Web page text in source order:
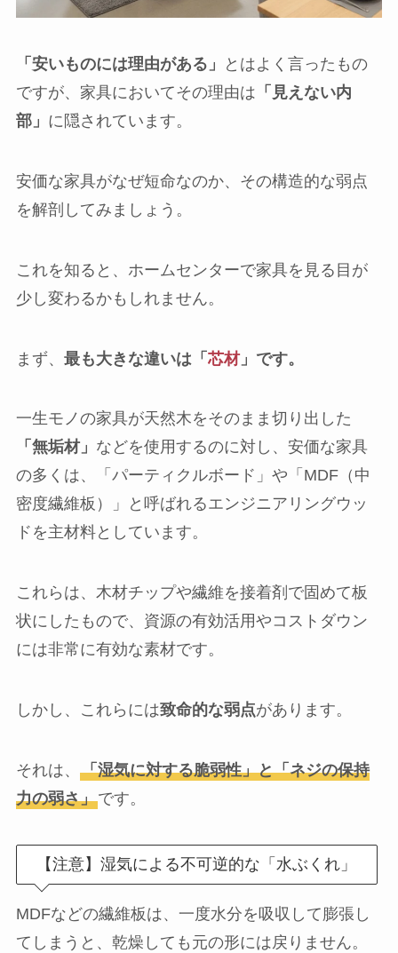
「安いものには理由がある」
とはよく言ったもの
ですが、家具においてその理由は 「見えない内
部」 に隠されています。
安価な家具がなぜ短命なのか、その構造的な弱点
を解剖してみましょう。
これを知ると、ホームセンターで家具を見る目が
少し変わるかもしれません。
まず、 最も大きな違いは「 芯材」です。
一生モノの家具が天然木をそのまま切り出した
「無垢材」 などを使用するのに対し、安価な家具
の多くは、「パーティクルボード」や「MDF（中
密度繊維板）」と呼ばれるエンジニアリングウッ
ドを主材料としています。
これらは、木材チップや繊維を接着剤で固めて板
状にしたもので、資源の有効活用やコストダウン
には非常に有効な素材です。
しかし、これらには致命的な弱点があります。
それは、 「湿気に対する脆弱性」と「ネジの保持
力の弱さ」です。
【注意】湿気による不可逆的な「水ぶくれ」
MDFなどの繊維板は、一度水分を吸収して膨張し
てしまうと、乾燥しても元の形には戻りません。